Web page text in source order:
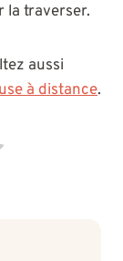
la traverser.
aussi
à distance.